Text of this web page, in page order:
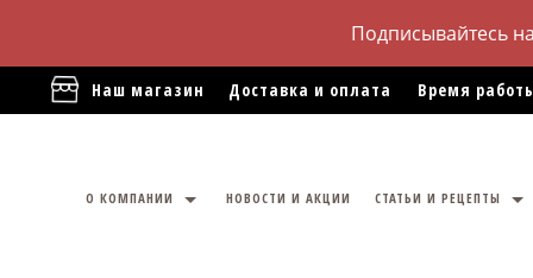
Подписывайтесь
Наш магазин Доставка и оплата Время
О КОМПАНИИ НОВОСТИ И АКЦИИ СТАТЬИ И РЕЦЕПТЫ